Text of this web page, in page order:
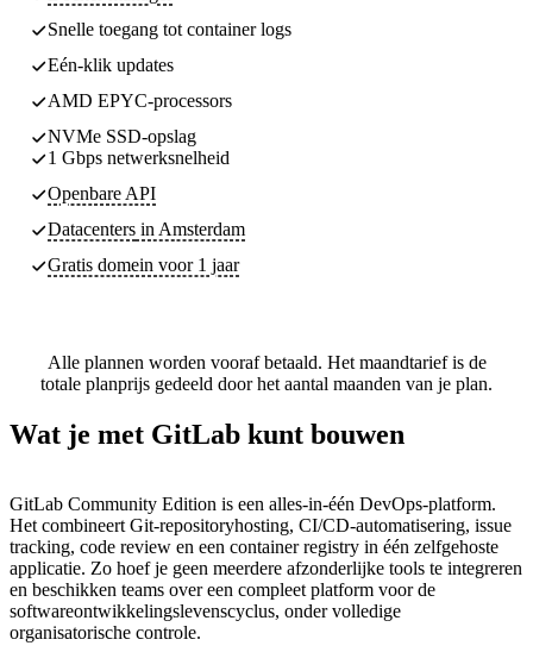
Snelle toegang tot container logs
Eén-klik updates
AMD EPYC-processors
NVMe SSD-opslag
1 Gbps netwerksnelheid
Openbare API
Datacenters in Amsterdam
Gratis domein voor 1 jaar
Alle plannen worden vooraf betaald. Het maandtarief is de
totale planprijs gedeeld door het aantal maanden van je plan.
Wat je met GitLab kunt bouwen
GitLab Community Edition is een alles-in-één DevOps-platform.
Het combineert Git-repositoryhosting, CI/CD-automatisering, issue
tracking, code review en een container registry in één zelfgehoste
applicatie. Zo hoef je geen meerdere afzonderlijke tools te integreren
en beschikken teams over een compleet platform voor de
softwareontwikkelingslevenscyclus, onder volledige
organisatorische controle.